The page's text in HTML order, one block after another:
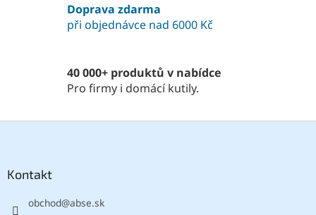
p
r
y
v
ý
i
Doprava zdarma
při objednávce nad 6000 Kč
40 000+ produktů v nabídce
Pro firmy i domácí kutily.
Kontakt
obchod@abse.sk